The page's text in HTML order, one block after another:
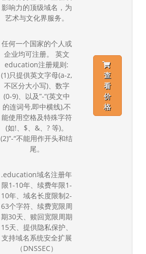
影响力的顶级域名，为
艺术与文化界服务。
任何一个国家的个人或
企业均可注册。 英文
education注册规则:
(1)只提供英文字母(a-z,
不区分大小写)、数字
(0-9)、以及”-“(英文中
的连词号,即中横线),不
能使用空格及特殊字符
(如!、$、&、? 等)。
(2)”-“不能用作开头和结
尾。
.education域名注册年
限1-10年、续费年限1-
10年、域名长度限制2-
63个字符、续费宽限周
期30天、赎回宽限周期
15天、提供隐私保护、
支持域名系统安全扩展
（DNSSEC）
查
看
价
格